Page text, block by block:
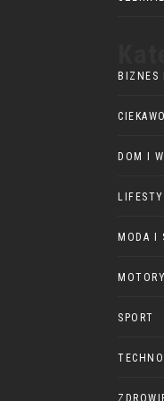
BIZNES
DOM I
MODA I
SPORT